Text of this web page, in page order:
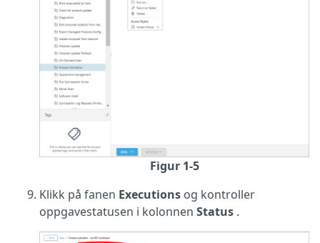
Figur 1-5
Klikk på fanen Executions og kontroller
oppgavestatusen i kolonnen Status .